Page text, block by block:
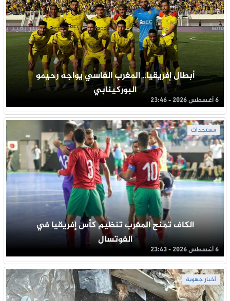
أبطال إفريقيا.. المغرب الفاسي يواجه رحيمو
البوركينابي
6 أغسطس 2026 - 23:46
مستجدات
الكاف تمنح المغرب تنظيم كأس إفريقيا في
الفوتسال
6 أغسطس 2026 - 23:43
أخبار جهوية